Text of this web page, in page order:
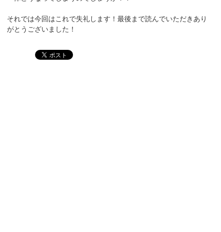
それでは今回はこれで失礼します！最後まで読んでいただきあり
がとうございました！